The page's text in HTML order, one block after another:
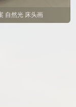
自然光 床头画